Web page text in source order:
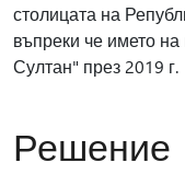
столицата на
въпреки че името
Султан" през 2019 г.
Решение